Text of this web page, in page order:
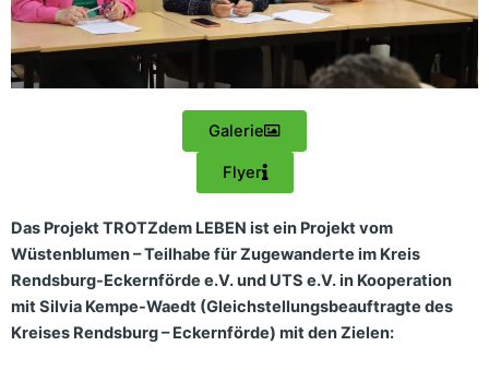
Galerie
Flyer
Das Projekt TROTZdem LEBEN ist ein Projekt vom
Wüstenblumen – Teilhabe für Zugewanderte im Kreis
Rendsburg-Eckernförde e.V. und UTS e.V. in Kooperation
mit Silvia Kempe-Waedt (Gleichstellungsbeauftragte des
Kreises Rendsburg – Eckernförde) mit den Zielen: